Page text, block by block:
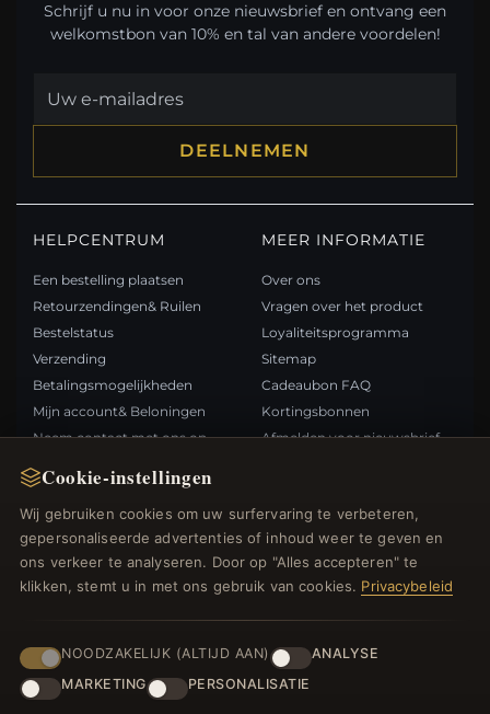
Cookie-instellingen
Wij gebruiken cookies om uw surfervaring te verbeteren,
gepersonaliseerde advertenties of inhoud weer te geven en
ons verkeer te analyseren. Door op "Alles accepteren" te
klikken, stemt u in met ons gebruik van cookies. Privacybeleid
NOODZAKELIJK (ALTIJD AAN)
ANALYSE
MARKETING
PERSONALISATIE
Schrijf u nu in voor onze nieuwsbrief en ontvang een
welkomstbon van 10% en tal van andere voordelen!
DEELNEMEN
HELPCENTRUM
Een bestelling plaatsen
Retourzendingen& Ruilen
Bestelstatus
Verzending
Betalingsmogelijkheden
Mijn account& Beloningen
Neem contact met ons op
MEER INFORMATIE
Over ons
Vragen over het product
Loyaliteitsprogramma
Sitemap
Cadeaubon FAQ
Kortingsbonnen
Afmelden voor nieuwsbrief
Nieuwe producten
Specials
Blog
Inloggen
BETAALMETHODEN